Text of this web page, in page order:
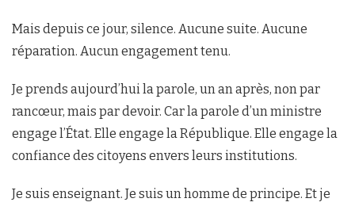
Mais depuis ce jour, silence. Aucune suite. Aucune
réparation. Aucun engagement tenu.
Je prends aujourd’hui la parole, un an après, non par
rancœur, mais par devoir. Car la parole d’un ministre
engage l’État. Elle engage la République. Elle engage la
confiance des citoyens envers leurs institutions.
Je suis enseignant. Je suis un homme de principe. Et je